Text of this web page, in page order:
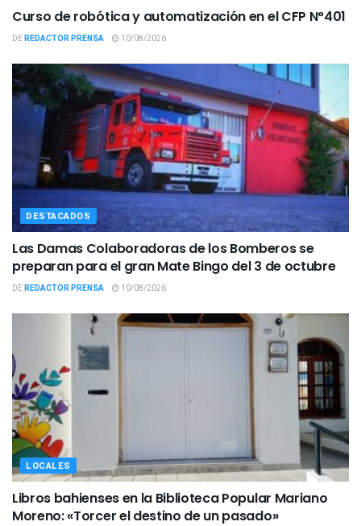
Curso de robótica y automatización en el CFP N°401
DEREDACTOR PRENSA 10/08/2026
DESTACADOS
Las Damas Colaboradoras de los Bomberos se
preparan para el gran Mate Bingo del 3 de octubre
DEREDACTOR PRENSA 10/08/2026
LOCALES
Libros bahienses en la Biblioteca Popular Mariano
Moreno: «Torcer el destino de un pasado»